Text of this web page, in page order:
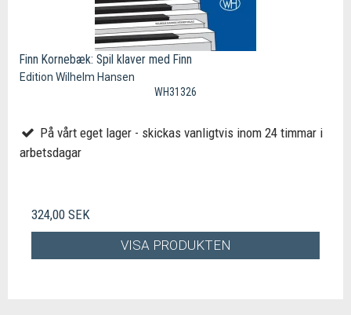
Finn Kornebæk: Spil klaver med Finn
Edition Wilhelm Hansen
WH31326
På vårt eget lager - skickas vanligtvis inom 24 timmar i
arbetsdagar
324,00 SEK
VISA PRODUKTEN